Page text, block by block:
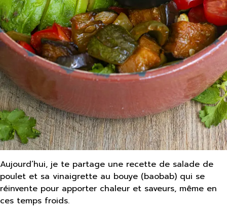
Aujourd’hui, je te partage une recette de salade de
poulet et sa vinaigrette au bouye (baobab) qui se
réinvente pour apporter chaleur et saveurs, même en
ces temps froids.